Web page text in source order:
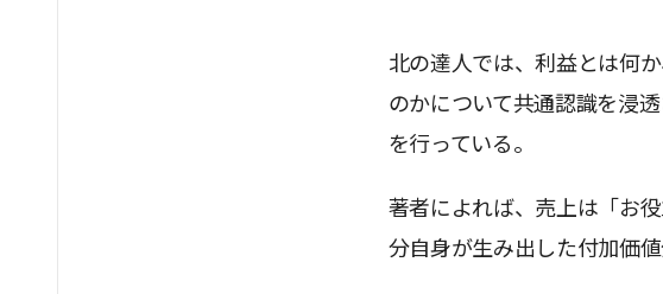
北の達人では、利益とは何
のかについて共通認識を浸
を行っている。
著者によれば、売上は「お
分自身が生み出した付加価